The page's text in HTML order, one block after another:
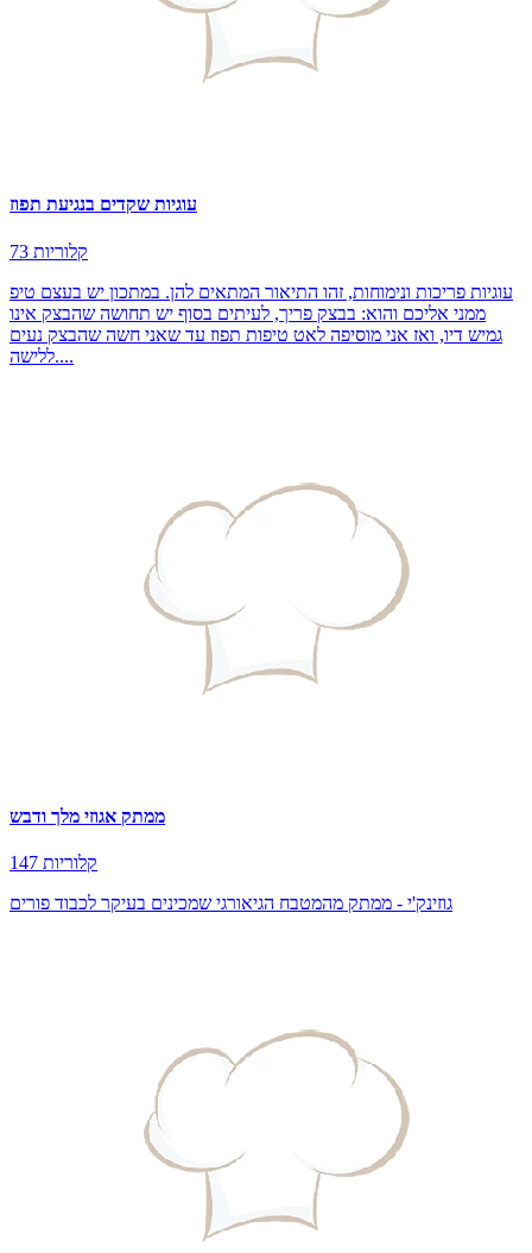
עוגיות שקדים בנגיעת תפוז
73 קלוריות
עוגיות פריכות ונימוחות, זהו התיאור המתאים להן. במתכון יש בעצם טיפ
ממני אליכם והוא: בבצק פריך, לעיתים בסוף יש תחושה שהבצק אינו
גמיש דיו, ואז אני מוסיפה לאט טיפות תפוז עד שאני חשה שהבצק נעים
ללישה....
ממתק אגוזי מלך ודבש
147 קלוריות
גוזינק'י - ממתק מהמטבח הגיאורגי שמכינים בעיקר לכבוד פורים